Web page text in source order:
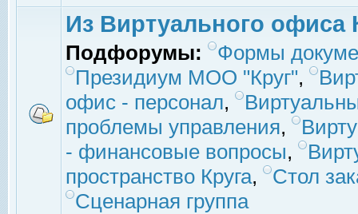
Из Виртуального офиса
Подфорумы:
Формы
Президиум МОО "Круг",
офис - персонал,
проблемы управления,
- финансовые вопросы,
пространство Круга,
Стол
Сценарная группа